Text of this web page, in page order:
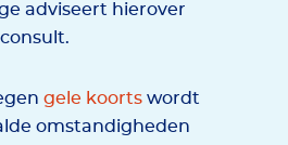
adviseert hierover
gele koorts wordt
omstandigheden